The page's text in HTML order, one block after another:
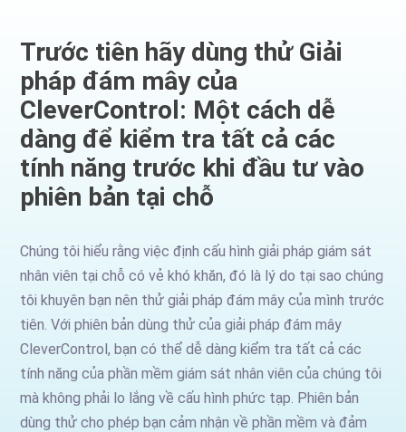
Trước tiên hãy dùng thử Giải
pháp đám mây của
CleverControl: Một cách dễ
dàng để kiểm tra tất cả các
tính năng trước khi đầu tư vào
phiên bản tại chỗ
Chúng tôi hiểu rằng việc định cấu hình giải pháp giám sát
nhân viên tại chỗ có vẻ khó khăn, đó là lý do tại sao chúng
tôi khuyên bạn nên thử giải pháp đám mây của mình trước
tiên. Với phiên bản dùng thử của giải pháp đám mây
CleverControl, bạn có thể dễ dàng kiểm tra tất cả các
tính năng của phần mềm giám sát nhân viên của chúng tôi
mà không phải lo lắng về cấu hình phức tạp. Phiên bản
dùng thử cho phép bạn cảm nhận về phần mềm và đảm